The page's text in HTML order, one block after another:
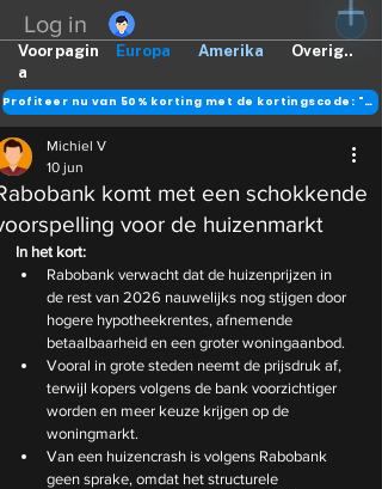
Log in
Europa Amerika Overig..
Voorpagin
a
Profiteer nu van 50% korting met de kortingscode: "DANK"
komt met een schokkende
voor de huizenmarkt
Michiel V
10 jun
In het kort:
Rabobank verwacht dat de huizenprijzen in
de rest van 2026 nauwelijks nog stijgen door
hogere hypotheekrentes, afnemende
betaalbaarheid en een groter woningaanbod.
Vooral in grote steden neemt de prijsdruk af,
terwijl kopers volgens de bank voorzichtiger
worden en meer keuze krijgen op de
woningmarkt.
Van een huizencrash is volgens Rabobank
geen sprake, omdat het structurele